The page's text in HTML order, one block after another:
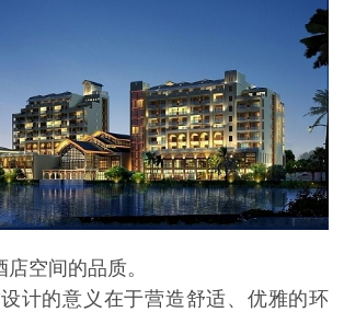
空间的品质。
的意义在于营造舒适、优雅的环